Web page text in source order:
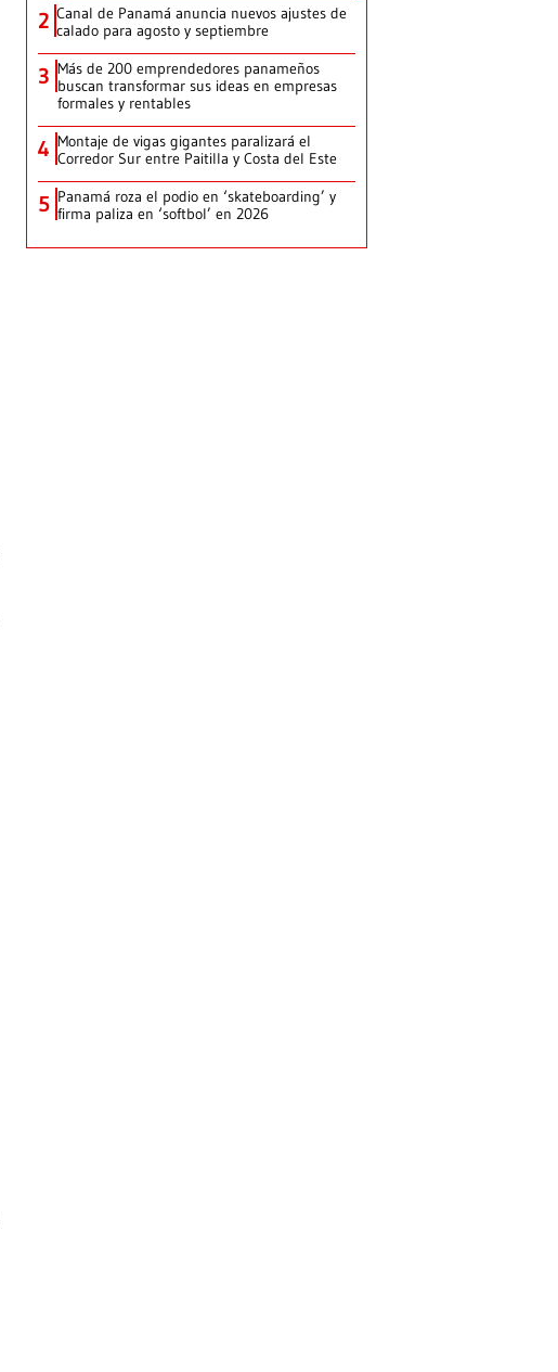
2 Canal de Panamá anuncia nuevos ajustes de
calado para agosto y septiembre
3 Más de 200 emprendedores panameños
buscan transformar sus ideas en empresas
formales y rentables
4 Montaje de vigas gigantes paralizará el
Corredor Sur entre Paitilla y Costa del Este
5 Panamá roza el podio en ‘skateboarding’ y
firma paliza en ‘softbol’ en 2026